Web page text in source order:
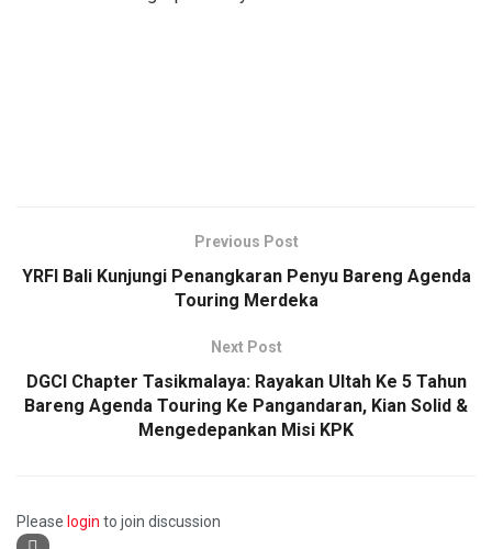
Previous Post
YRFI Bali Kunjungi Penangkaran Penyu Bareng Agenda
Touring Merdeka
Next Post
DGCI Chapter Tasikmalaya: Rayakan Ultah Ke 5 Tahun
Bareng Agenda Touring Ke Pangandaran, Kian Solid &
Mengedepankan Misi KPK
Please login to join discussion